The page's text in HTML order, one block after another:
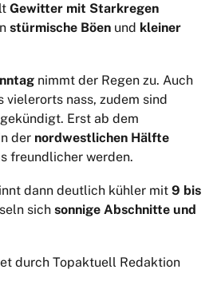
Gewitter mit Starkregen
stürmische Böen und kleiner
nimmt der Regen zu. Auch
vielerorts nass, zudem sind
Erst ab dem
der nordwestlichen Hälfte
freundlicher werden.
dann deutlich kühler mit 9 bis
sich sonnige Abschnitte und
durch Topaktuell Redaktion